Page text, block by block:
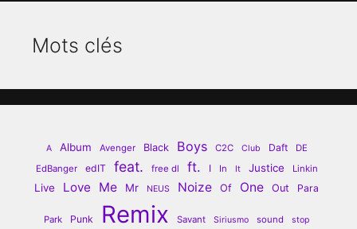
Mots clés
A Album Avenger Black Boys C2C Club Daft
DE
EdBanger
edIT feat. free dl ft. I In It Justice Linkin
Live Love Me Mr NEUS Noize Of One Out Para
Park Punk Remix Savant Siriusmo sound stop